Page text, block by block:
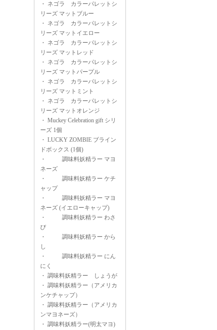
・ ネゴラ カラーパレットシ
リーズ マットブルー
・ ネゴラ カラーパレットシ
リーズ マットイエロー
・ ネゴラ カラーパレットシ
リーズ マットレッド
・ ネゴラ カラーパレットシ
リーズ マットパープル
・ ネゴラ カラーパレットシ
リーズ マットミント
・ ネゴラ カラーパレットシ
リーズ マットオレンジ
・ Muckey Celebration gift シリ
ーズ 1個
・ LUCKY ZOMBIE ブライン
ドボックス (1個)
・
調味料妖精ラー マヨ
ネーズ
・
調味料妖精ラー ケチ
ャップ
・
調味料妖精ラー マヨ
ネーズ (イエローキャップ)
・
調味料妖精ラー わさ
び
・
調味料妖精ラー から
し
・
調味料妖精ラー にん
にく
・ 調味料妖精ラー しょうが
・ 調味料妖精ラー（アメリカ
ンケチャップ）
・ 調味料妖精ラー（アメリカ
ンマヨネーズ）
・ 調味料妖精ラー(明太マヨ)